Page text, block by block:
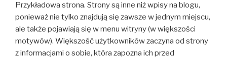
Przykładowa strona. Strony są inne niż wpisy na blogu,
ponieważ nie tylko znajdują się zawsze w jednym miejscu,
ale także pojawiają się w menu witryny (w większości
motywów). Większość użytkowników zaczyna od strony
z informacjami o sobie, która zapozna ich przed